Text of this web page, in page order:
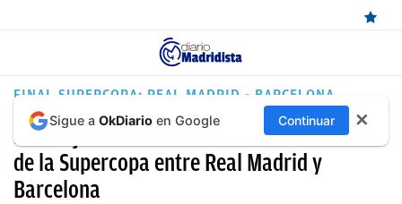
ÚLTIMAS
NOTICIAS
REAL
MADRID
FINAL SUPERCOPA: REAL MADRID - BARCELONA
Los mejores memes del Clásico de la final
de la Supercopa entre Real Madrid y
Barcelona
Sigue a OkDiario en Google Continuar ✕